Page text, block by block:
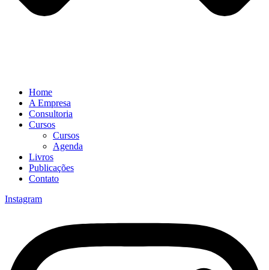
Home
A Empresa
Consultoria
Cursos
Cursos
Agenda
Livros
Publicações
Contato
Instagram